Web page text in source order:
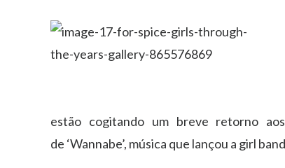
estão cogitando um breve retorno
de ‘Wannabe’, música que lançou a girl